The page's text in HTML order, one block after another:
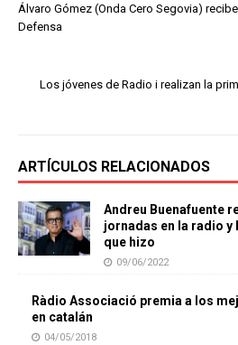
Álvaro Gómez (Onda Cero Segovia)
Defensa
Los jóvenes de Radio i realizan la
ARTÍCULOS RELACIONADOS
Andreu Buenafuente
jornadas en la radio
que hizo
09/06/2022
Ràdio Associació premia a los
en catalán
04/05/2018